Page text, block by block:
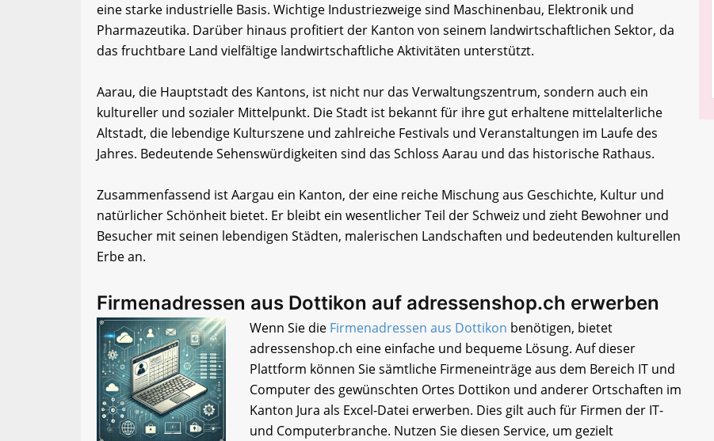
eine starke industrielle Basis. Wichtige Industriezweige sind Maschinenbau, Elektronik und
Pharmazeutika. Darüber hinaus profitiert der Kanton von seinem landwirtschaftlichen Sektor, da
das fruchtbare Land vielfältige landwirtschaftliche Aktivitäten unterstützt.
Aarau, die Hauptstadt des Kantons, ist nicht nur das Verwaltungszentrum, sondern auch ein
kultureller und sozialer Mittelpunkt. Die Stadt ist bekannt für ihre gut erhaltene mittelalterliche
Altstadt, die lebendige Kulturszene und zahlreiche Festivals und Veranstaltungen im Laufe des
Jahres. Bedeutende Sehenswürdigkeiten sind das Schloss Aarau und das historische Rathaus.
Zusammenfassend ist Aargau ein Kanton, der eine reiche Mischung aus Geschichte, Kultur und
natürlicher Schönheit bietet. Er bleibt ein wesentlicher Teil der Schweiz und zieht Bewohner und
Besucher mit seinen lebendigen Städten, malerischen Landschaften und bedeutenden kulturellen
Erbe an.
Firmenadressen aus Dottikon auf adressenshop.ch erwerben
Wenn Sie die Firmenadressen aus Dottikon benötigen, bietet
adressenshop.ch eine einfache und bequeme Lösung. Auf dieser
Plattform können Sie sämtliche Firmeneinträge aus dem Bereich IT und
Computer des gewünschten Ortes Dottikon und anderer Ortschaften im
Kanton Jura als Excel-Datei erwerben. Dies gilt auch für Firmen der IT-
und Computerbranche. Nutzen Sie diesen Service, um gezielt